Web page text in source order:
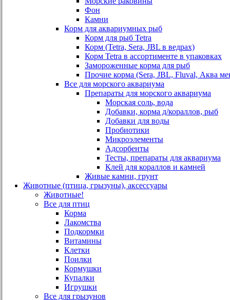
Фон
Камни
Корм для аквариумных рыб
Корм для рыб Tetra
Корм (Tetra, Sera, JBL в ведрах)
Корм Tetra в ассортименте в упаковках
Замороженные корма для рыб
Прочие корма (Sera, JBL, Fluval, Аква
Все для морского аквариума
Препараты для морского аквариума
Морская соль, вода
Добавки, корма д/кораллов, рыб
Добавки для воды
Пробиотики
Микроэлементы
Адсорбенты
Тесты, препараты для аквариума
Клей для кораллов и камней
Живые камни, грунт
Животные (птица, грызуны), аксессуары
Животные!
Все для птиц
Корма
Лакомства
Подкормки
Витамины
Клетки
Поилки
Кормушки
Купалки
Игрушки
Все для грызунов